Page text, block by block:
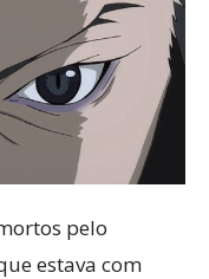
pelo
estava com